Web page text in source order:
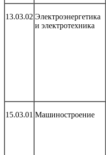
13.03.02 Электроэнергетика
и электротехника
15.03.01 Машиностроение